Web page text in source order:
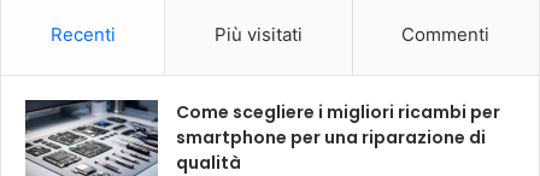
Recenti Più visitati Commenti
Come scegliere i migliori ricambi per
smartphone per una riparazione di
qualità